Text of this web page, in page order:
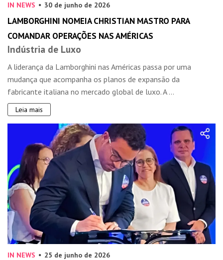
IN NEWS 30 de junho de 2026
LAMBORGHINI NOMEIA CHRISTIAN MASTRO PARA
COMANDAR OPERAÇÕES NAS AMÉRICAS
Indústria de Luxo
A liderança da Lamborghini nas Américas passa por uma
mudança que acompanha os planos de expansão da
fabricante italiana no mercado global de luxo. A ...
Leia mais
IN NEWS 25 de junho de 2026